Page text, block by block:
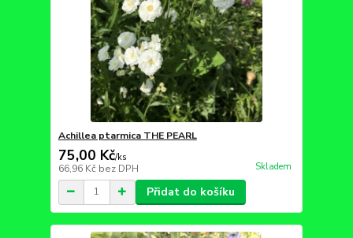
Achillea ptarmica THE PEARL
75,00 Kč/ks
66,96 Kč bez DPH Skladem
Přidat do košíku